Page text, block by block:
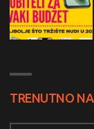
TRENUTNO